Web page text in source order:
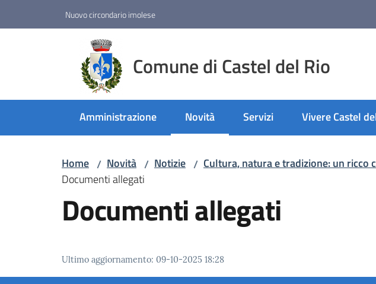
Nuovo circondario imolese
Comune di Castel del Rio
Amministrazione Novità
Menu selezionato
Servizi Vivere Castel
Home / Novità / Notizie / Cultura, natura e tradizione: un ricco
Documenti allegati
Documenti allegati
Ultimo aggiornamento: 09-10-2025 18:28